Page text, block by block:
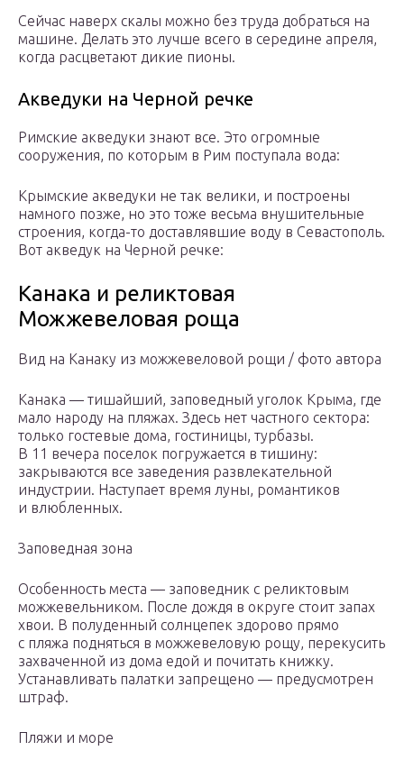
Сейчас наверх скалы можно без труда добраться на
машине. Делать это лучше всего в середине апреля,
когда расцветают дикие пионы.
Акведуки на Черной речке
Римские акведуки знают все. Это огромные
сооружения, по которым в Рим поступала вода:
Крымские акведуки не так велики, и построены
намного позже, но это тоже весьма внушительные
строения, когда-то доставлявшие воду в Севастополь.
Вот акведук на Черной речке:
Канака и реликтовая
Можжевеловая роща
Вид на Канаку из можжевеловой рощи / фото автора
Канака — тишайший, заповедный уголок Крыма, где
мало народу на пляжах. Здесь нет частного сектора:
только гостевые дома, гостиницы, турбазы.
В 11 вечера поселок погружается в тишину:
закрываются все заведения развлекательной
индустрии. Наступает время луны, романтиков
и влюбленных.
Заповедная зона
Особенность места — заповедник с реликтовым
можжевельником. После дождя в округе стоит запах
хвои. В полуденный солнцепек здорово прямо
с пляжа подняться в можжевеловую рощу, перекусить
захваченной из дома едой и почитать книжку.
Устанавливать палатки запрещено — предусмотрен
штраф.
Пляжи и море